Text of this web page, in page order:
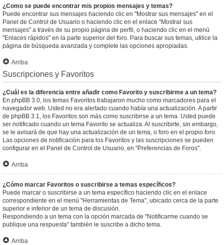
¿Como se puede encontrar mis propios mensajes y temas?
Puede encontrar sus mensajes haciendo clic en "Mostrar sus mensajes" en el
Panel de Control de Usuario o haciendo clic en el enlace "Mostrar sus
mensajes" a través de su propio página de perfil, o haciendo clic en el menú
"Enlaces rápidos" en la parte superior del foro. Para buscar sus temas, utilice la
página de búsqueda avanzada y complete las opciones apropiadas.
Arriba
Suscripciones y Favoritos
¿Cuál es la diferencia entre añadir como Favorito y suscribirme a un tema?
En phpBB 3.0, los temas Favoritos trabajaron mucho como marcadores para el
navegador web. Usted no era alertado cuando había una actualización. A partir
de phpBB 3.1, los Favoritos son más como suscribirse a un tema. Usted puede
ser notificado cuando un tema Favorito se actualiza. Al suscribirte, sin embargo,
se le avisará de que hay una actualización de un tema, o foro en el propio foro.
Las opciones de notificación para los Favoritos y las suscripciones se pueden
configurar en el Panel de Control de Usuario, en "Preferencias de Foros".
Arriba
¿Cómo marcar Favoritos o suscribirse a temas específicos?
Puede marcar o suscribirse a un tema específico haciendo clic en el enlace
correspondiente en el menú "Herramientas de Tema", ubicado cerca de la parte
superior e inferior de un tema de discusión.
Respondiendo a un tema con la opción marcada de "Notificarme cuando se
publique una respuesta" también le suscribe a dicho tema.
Arriba